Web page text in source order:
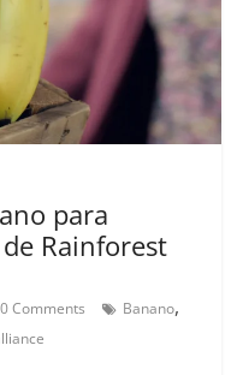
para
Rainforest
0 Comments Banano,